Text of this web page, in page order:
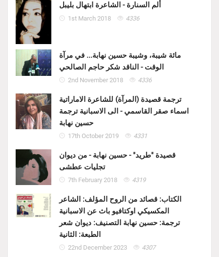
ألم السنارة - الشاعرة ابتهال بليبل
1st March 2018 4336
مائة شيبة، وشيبة حسين نهابة... في مرآة
الوقت - الناقد شكر حاجم الصالحي
2nd November 2018 4336
ترجمة قصيدة (المرآة) للشاعرة الاماراتية
اسماء صقر القاسمي - الى الاسبانية ترجمة
حسين نهابة
17th October 2019 4331
قصيدة "طريد" - حسين نهابة - من ديوان
تجليات عطشى
7th February 2018 4319
الكتاب: قصائد من الروح المؤلف: الشاعر
المكسيكي اوكتافيو باث عن الاسبانية
ترجمة: حسين نهابة التصنيف: ديوان شعر
الطبعة: الثانية
22nd December 2023 4307